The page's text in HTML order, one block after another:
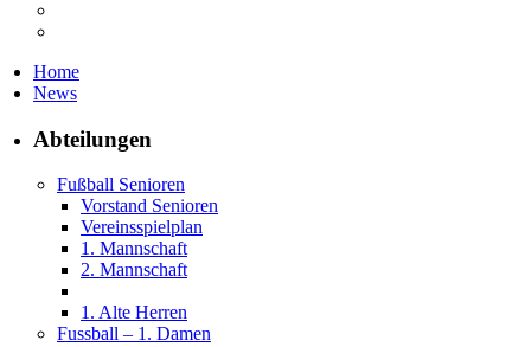
Home
News
Abteilungen
Fußball Senioren
Vorstand Senioren
Vereinsspielplan
1. Mannschaft
2. Mannschaft
1. Alte Herren
Fussball – 1. Damen